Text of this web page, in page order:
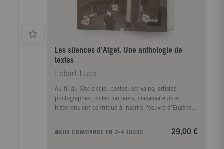
Les silences d'Atget. Une anthologie de
textes
Lebart Luce
Au fil du XXe siècle, poètes, écrivains, artistes,
photographes, collectionneurs, conservateurs et
historiens ont contribué à inscrire l'oeuvre d'Eugène
boutiques, des cours d'immeubles, Atget ne s'est
SUR COMMANDE EN 2-4 JOURS 29,00 €